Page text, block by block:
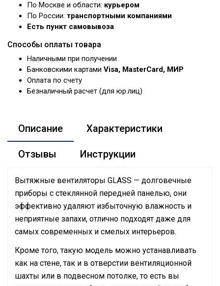
По Москве и области: курьером
По России: транспортными компаниями
Есть пункт самовывоза
Способы оплаты товара
Наличными при получении
Банковскими картами Visa, MasterCard, МИР
Оплата по счету
Безналичный расчет (для юр.лиц)
Описание Характеристики
Отзывы Инструкции
Вытяжные вентиляторы GLASS — долговечные
приборы с стеклянной передней панелью, они
эффективно удаляют избыточную влажность и
неприятные запахи, отлично подходят даже для
самых современных и смелых интерьеров.
Кроме того, такую модель можно устанавливать
как на стене, так и в отверстии вентиляционной
шахты или в подвесном потолке, то есть вы